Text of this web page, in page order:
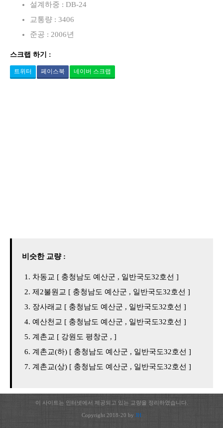
설계하중 : DB-24
교통량 : 3406
준공 : 2006년
스크랩 하기 :
트위터 페이스북 네이버 스크랩
비슷한 교량 :
차동교 [ 충청남도 예산군 , 일반국도32호선 ]
제2불원교 [ 충청남도 예산군 , 일반국도32호선 ]
장사래교 [ 충청남도 예산군 , 일반국도32호선 ]
예산천교 [ 충청남도 예산군 , 일반국도32호선 ]
계촌교 [ 강원도 평창군 , ]
계촌교(하) [ 충청남도 예산군 , 일반국도32호선 ]
계촌교(상) [ 충청남도 예산군 , 일반국도32호선 ]
이 사이트는 인터넷에서 제공되고 있는 교량을 정리하였습니다.
Copyright 2018-20 by JH